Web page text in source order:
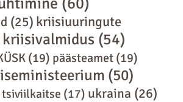
(25) kriisiuuringute
kriisivalmidus (54)
(19) päästeamet (19)
(50)
tsiviilkaitse (17) ukraina (26)